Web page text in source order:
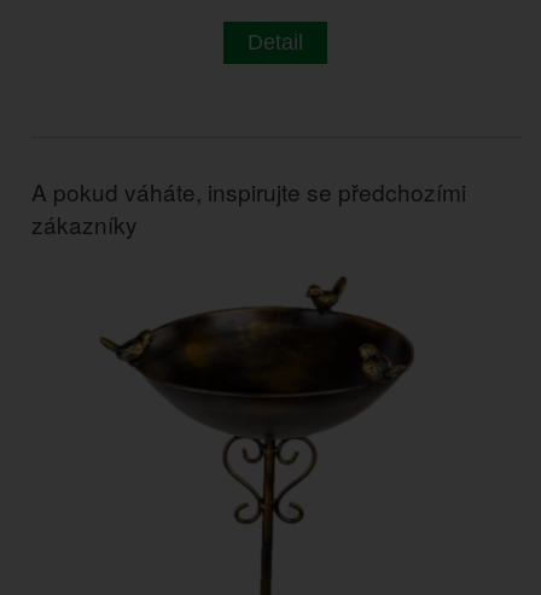
Detail
A pokud váháte, inspirujte se předchozími
zákazníky